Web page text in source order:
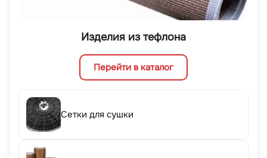
Изделия из тефлона
Перейти в каталог
Сетки для сушки